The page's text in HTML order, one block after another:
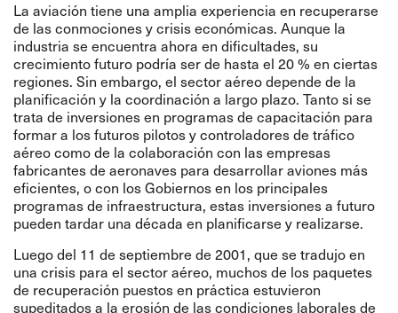
La aviación tiene una amplia experiencia en recuperarse
de las conmociones y crisis económicas. Aunque la
industria se encuentra ahora en dificultades, su
crecimiento futuro podría ser de hasta el 20 % en ciertas
regiones. Sin embargo, el sector aéreo depende de la
planificación y la coordinación a largo plazo. Tanto si se
trata de inversiones en programas de capacitación para
formar a los futuros pilotos y controladores de tráfico
aéreo como de la colaboración con las empresas
fabricantes de aeronaves para desarrollar aviones más
eficientes, o con los Gobiernos en los principales
programas de infraestructura, estas inversiones a futuro
pueden tardar una década en planificarse y realizarse.
Luego del 11 de septiembre de 2001, que se tradujo en
una crisis para el sector aéreo, muchos de los paquetes
de recuperación puestos en práctica estuvieron
supeditados a la erosión de las condiciones laborales de